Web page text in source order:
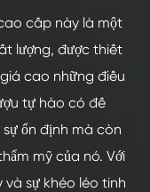
cấp này là một
lượng, được thiết
cao những điều
tự hào có đế
ổn định mà còn
mỹ của nó. Với
sự khéo léo tinh